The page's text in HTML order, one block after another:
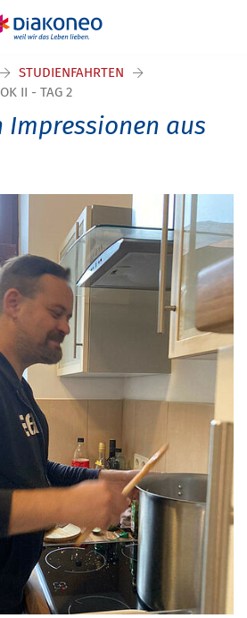
STUDIENFAHRTEN
II - TAG 2
Impressionen aus